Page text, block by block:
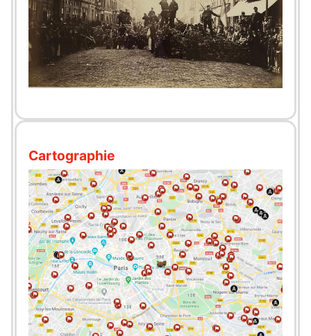
Cartographie